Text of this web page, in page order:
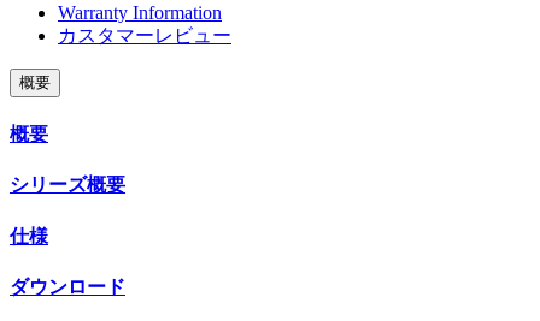
Warranty Information
カスタマーレビュー
概要
概要
シリーズ概要
仕様
ダウンロード